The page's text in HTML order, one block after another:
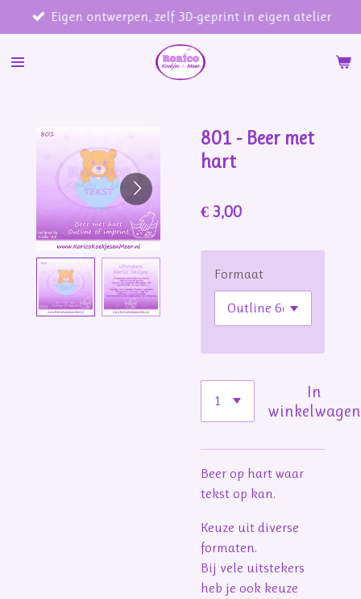
direct
naar
Eigen ontwerpen, zelf 3D-geprint in eigen atelier
801 - Beer met
hart
€ 3,00
Formaat
In
winkelwagen
Beer op hart waar
tekst op kan.
Keuze uit diverse
formaten.
Bij vele uitstekers
heb je ook keuze